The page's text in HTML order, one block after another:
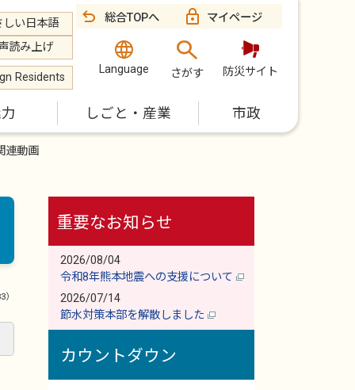
しい日本語
読み上げ
Residents
総合TOPへ マイページ
Language さがす 防災サイト
しごと・産業 市政
連動画
）
重要なお知らせ
2026/08/04
令和8年熊本地震への支援について
2026/07/14
節水対策本部を解散しました
カウントダウン